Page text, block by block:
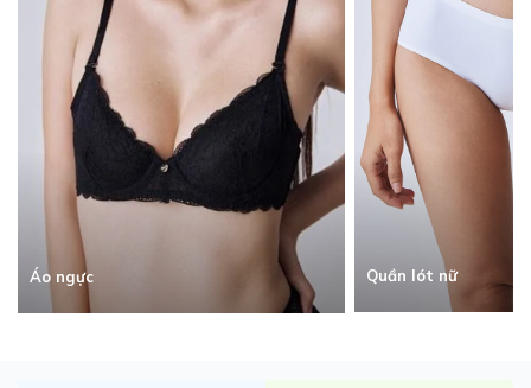
Áo ngực Quần lót nữ